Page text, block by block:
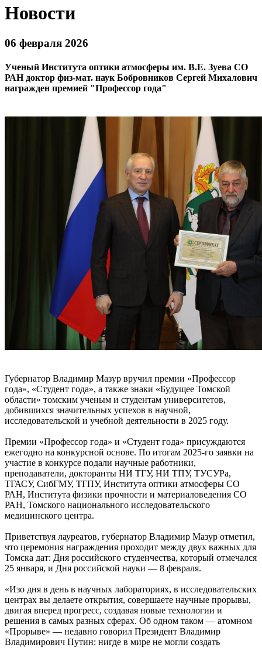
Новости
06 февраля 2026
Ученый Института оптики атмосферы им. В.Е. Зуева СО
РАН доктор физ-мат. наук Бобровников Сергей Михалович
награжден премией "Профессор года"
Губернатор Владимир Мазур вручил премии «Профессор
года», «Студент года», а также знаки «Будущее Томской
области» томским ученым и студентам университетов,
добившихся значительных успехов в научной,
исследовательской и учебной деятельности в 2025 году.
Премии «Профессор года» и «Студент года» присуждаются
ежегодно на конкурсной основе. По итогам 2025-го заявки на
участие в конкурсе подали научные работники,
преподаватели, докторанты НИ ТГУ, НИ ТПУ, ТУСУРа,
ТГАСУ, СибГМУ, ТГПУ, Института оптики атмосферы СО
РАН, Института физики прочности и материаловедения СО
РАН, Томского национального исследовательского
медицинского центра.
Приветствуя лауреатов, губернатор Владимир Мазур отметил,
что церемония награждения проходит между двух важных для
Томска дат: Дня российского студенчества, который отмечался
25 января, и Дня российской науки — 8 февраля.
«Изо дня в день в научных лабораториях, в исследовательских
центрах вы делаете открытия, совершаете научные прорывы,
двигая вперед прогресс, создавая новые технологии и
решения в самых разных сферах. Об одном таком — атомном
«Прорыве» — недавно говорил Президент Владимир
Владимирович Путин: нигде в мире не могли создать